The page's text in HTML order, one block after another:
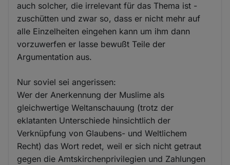
auch solcher, die irrelevant für das Thema ist -
zuschütten und zwar so, dass er nicht mehr auf
alle Einzelheiten eingehen kann um ihm dann
vorzuwerfen er lasse bewußt Teile der
Argumentation aus.
Nur soviel sei angerissen:
Wer der Anerkennung der Muslime als
gleichwertige Weltanschauung (trotz der
eklatanten Unterschiede hinsichtlich der
Verknüpfung von Glaubens- und Weltlichem
Recht) das Wort redet, weil er sich nicht getraut
gegen die Amtskirchenprivilegien und Zahlungen